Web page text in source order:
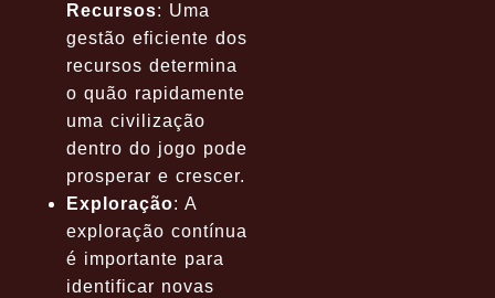
Recursos: Uma
gestão eficiente dos
recursos determina
o quão rapidamente
uma civilização
dentro do jogo pode
prosperar e crescer.
Exploração: A
exploração contínua
é importante para
identificar novas